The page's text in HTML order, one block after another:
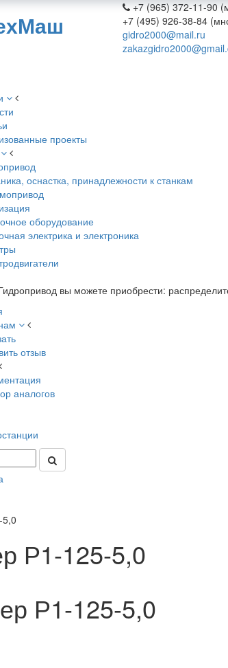
+7 (965) 372-11-90
+7 (495) 926-38-84
gidro2000@mail.ru
проекты
оснастка, принадлежности к станкам
оборудование
электрика и электроника
вы можете приобрести:
отзыв
аналогов
Р1-125-5,0
Р1-125-5,0